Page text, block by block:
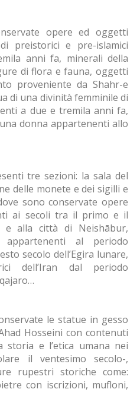
opere ed oggetti
preistorici e pre-islamici
anni fa, minerali della
di flora e fauna, oggetti
proveniente da Shahr-e
di una divinità femminile di
a due e tremila anni fa,
donna appartenenti allo
tre sezioni: la sala del
delle monete e dei sigilli e
sono conservate opere
ai secoli tra il primo e il
e alla città di Neishābur,
al periodo
secolo dell’Egira lunare,
dell’Iran dal periodo
le statue in gesso
Hosseini con contenuti
storia e l’etica umana nei
il ventesimo secolo-,
rupestri storiche come:
con iscrizioni, mufloni,